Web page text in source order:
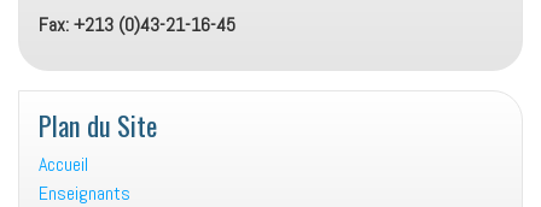
Fax: +213 (0)43-21-16-45
Plan du Site
Accueil
Enseignants